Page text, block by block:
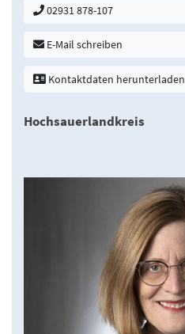
02931 878-107
E-Mail schreiben
Kontaktdaten herunterladen
Hochsauerlandkreis